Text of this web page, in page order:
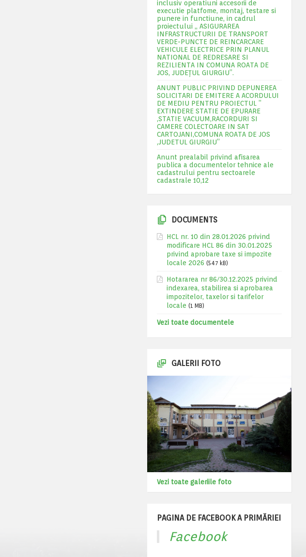
inclusiv operatiuni accesorii de
executie platfome, montaj, testare si
punere in functiune, in cadrul
proiectului „ ASIGURAREA
INFRASTRUCTURII DE TRANSPORT
VERDE-PUNCTE DE REINCARCARE
VEHICULE ELECTRICE PRIN PLANUL
NATIONAL DE REDRESARE SI
REZILIENTA IN COMUNA ROATA DE
JOS, JUDEŢUL GIURGIU”.
ANUNT PUBLIC PRIVIND DEPUNEREA
SOLICITARI DE EMITERE A ACORDULUI
DE MEDIU PENTRU PROIECTUL ”
EXTINDERE STATIE DE EPURARE
,STATIE VACUUM,RACORDURI SI
CAMERE COLECTOARE IN SAT
CARTOJANI,COMUNA ROATA DE JOS
,JUDETUL GIURGIU”
Anunt prealabil privind afisarea
publica a documentelor tehnice ale
cadastrului pentru sectoarele
cadastrale 10,12
DOCUMENTS
HCL nr. 10 din 28.01.2026 privind
modificare HCL 86 din 30.01.2025
privind aprobare taxe si impozite
locale 2026 (547 kB)
Hotararea nr 86/30.12.2025 privind
indexarea, stabilirea si aprobarea
impozitelor, taxelor si tarifelor
locale (1 MB)
Vezi toate documentele
GALERII FOTO
Vezi toate galeriile foto
PAGINA DE FACEBOOK A PRIMĂRIEI
Facebook